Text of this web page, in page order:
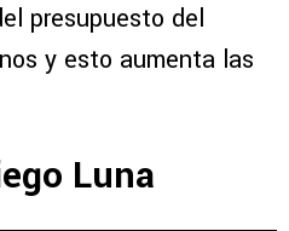
presupuesto del
y esto aumenta las
Luna